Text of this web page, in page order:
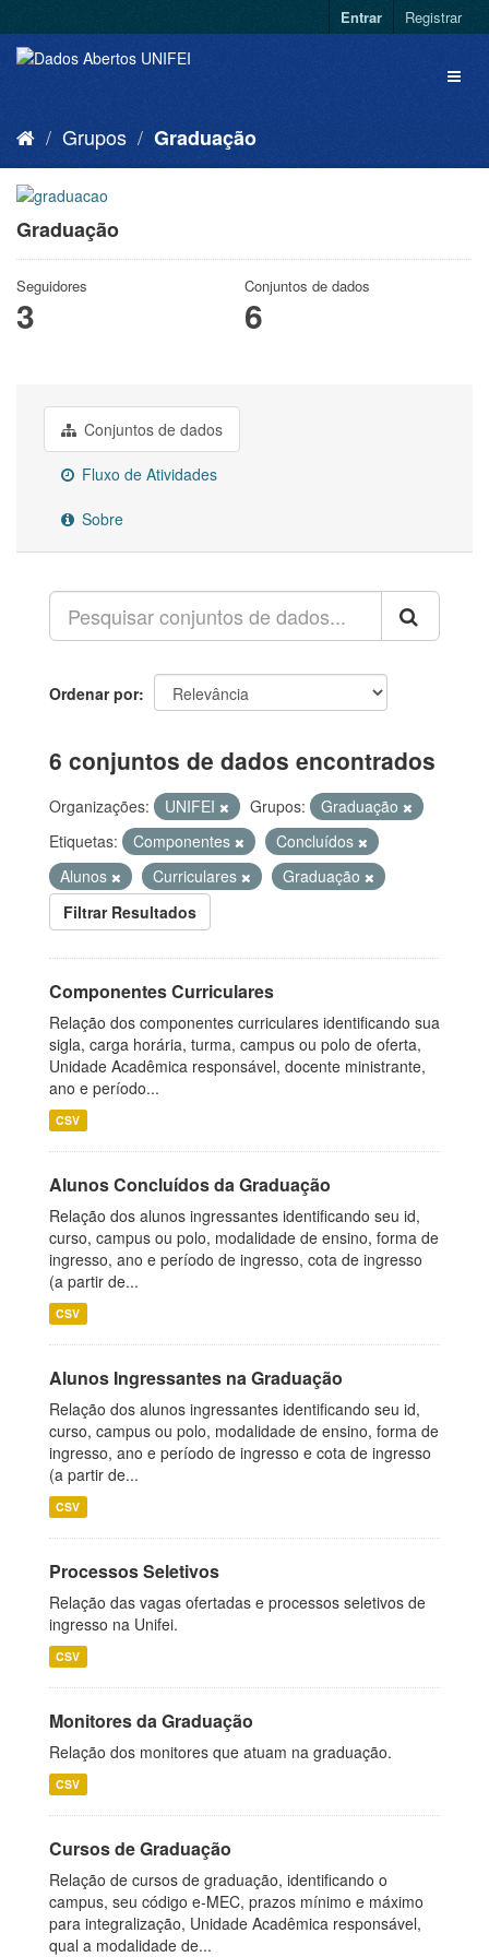
Entrar Registrar
Grupos Graduação
Graduação
Seguidores
3
Conjuntos de dados
6
Conjuntos de dados
Fluxo de Atividades
Sobre
Ordenar por
6 conjuntos de dados encontrados
Organizações: UNIFEI Grupos:
Graduação
Etiquetas:
Componentes
Concluídos
Alunos
Curriculares
Graduação
Filtrar Resultados
Componentes Curriculares
Relação dos componentes curriculares identificando sua
sigla, carga horária, turma, campus ou polo de oferta,
Unidade Acadêmica responsável, docente ministrante,
ano e período...
CSV
Alunos Concluídos da Graduação
Relação dos alunos ingressantes identificando seu id,
curso, campus ou polo, modalidade de ensino, forma de
ingresso, ano e período de ingresso, cota de ingresso
(a partir de...
CSV
Alunos Ingressantes na Graduação
Relação dos alunos ingressantes identificando seu id,
curso, campus ou polo, modalidade de ensino, forma de
ingresso, ano e período de ingresso e cota de ingresso
(a partir de...
CSV
Processos Seletivos
Relação das vagas ofertadas e processos seletivos de
ingresso na Unifei.
CSV
Monitores da Graduação
Relação dos monitores que atuam na graduação.
CSV
Cursos de Graduação
Relação de cursos de graduação, identificando o
campus, seu código e-MEC, prazos mínimo e máximo
para integralização, Unidade Acadêmica responsável,
qual a modalidade de...